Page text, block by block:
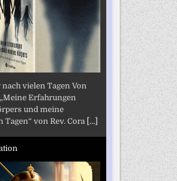
vielen Tagen Von
Erfahrungen
und meine
von Rev. Cora [...]